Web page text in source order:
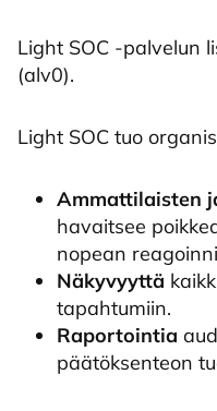
Light SOC -palvelun
(alv0).
Light SOC tuo
Ammattilaisten
havaitsee
nopean
Näkyvyyttä
tapahtumiin.
Raportointia
päätöksenteon